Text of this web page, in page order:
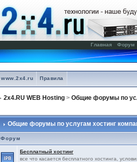
Главная Форум
www.2x4.ru Правила
2x4.RU WEB Hosting > Общие форумы по
Общие форумы по услугам хостинг
Форум
Бесплатный хостинг
все что касается бесплатного хостинга,